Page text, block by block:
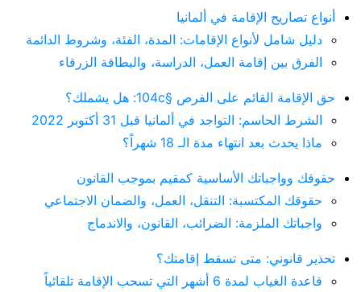
أنواع تصاريح الإقامة في ألمانيا
دليل شامل لأنواع الإقامات: المدة، الفئة، وشروط الدائمة
الفرق بين إقامة العمل، الدراسة، والبطاقة الزرقاء
حق الإقامة القائم على الفرص §104c: هل يشملك؟
الشرط الحاسم: التواجد في ألمانيا قبل 31 أكتوبر 2022
ماذا يحدث بعد انتهاء مدة الـ 18 شهراً؟
حقوقك وواجباتك الأساسية كمقيم بموجب القانون
حقوقك المكتسبة: التنقل، العمل، والضمان الاجتماعي
واجباتك الملزمة: الضرائب، القانون، والاندماج
تحذير قانوني: متى تسقط إقامتك؟
قاعدة الغياب لمدة 6 أشهر التي تسحب الإقامة تلقائياً